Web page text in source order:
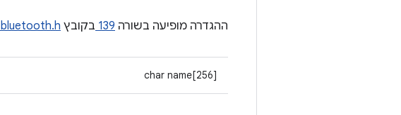
ההגדרה מופיעה בשורה 139 בקובץ bluetooth.h
char name[256]